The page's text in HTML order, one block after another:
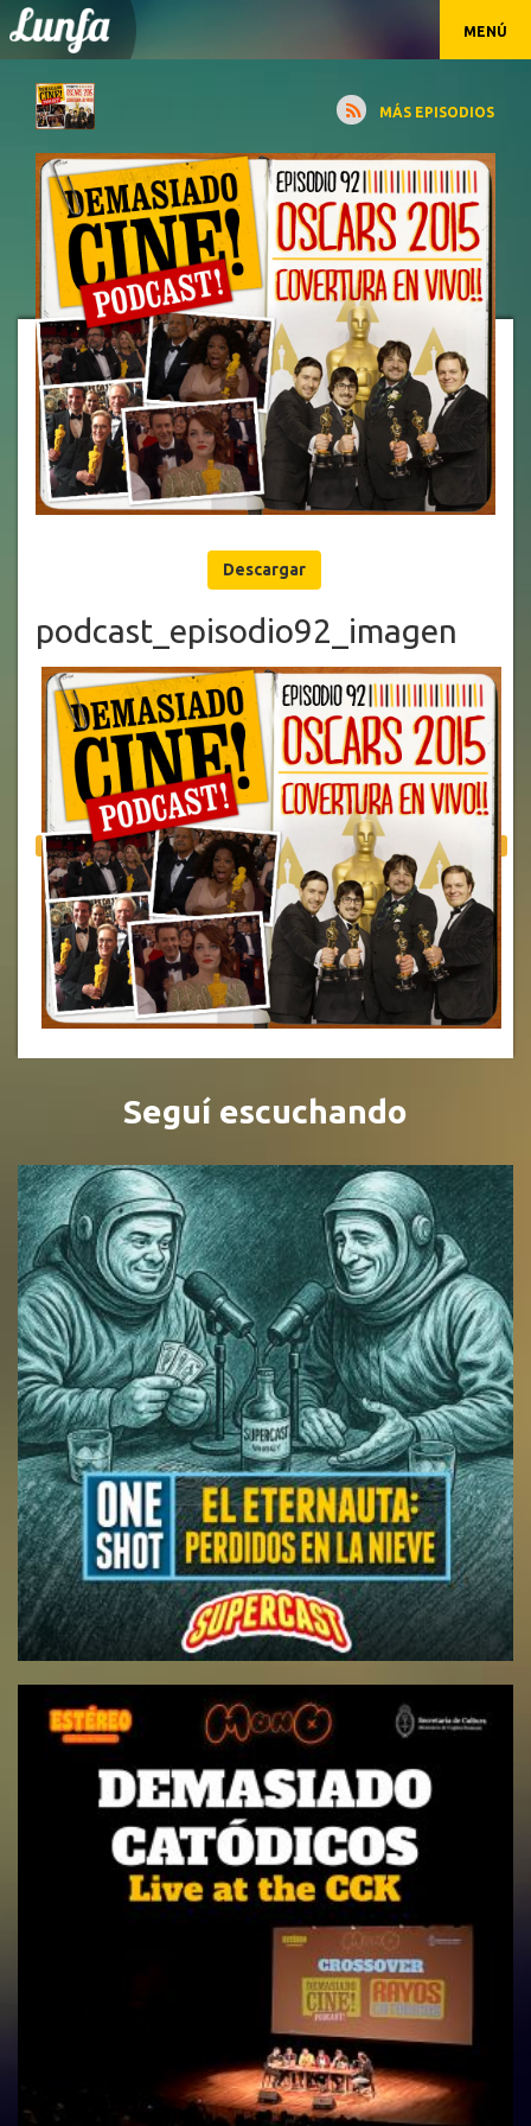
MENÚ
MÁS EPISODIOS
Descargar
podcast_episodio92_imagen
Seguí escuchando